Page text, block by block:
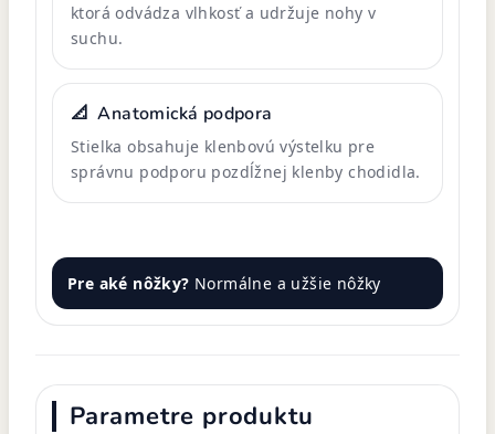
ktorá odvádza vlhkosť a udržuje nohy v
suchu.
📐 Anatomická podpora
Stielka obsahuje klenbovú výstelku pre
správnu podporu pozdĺžnej klenby chodidla.
Pre aké nôžky? Normálne a užšie nôžky
Parametre produktu